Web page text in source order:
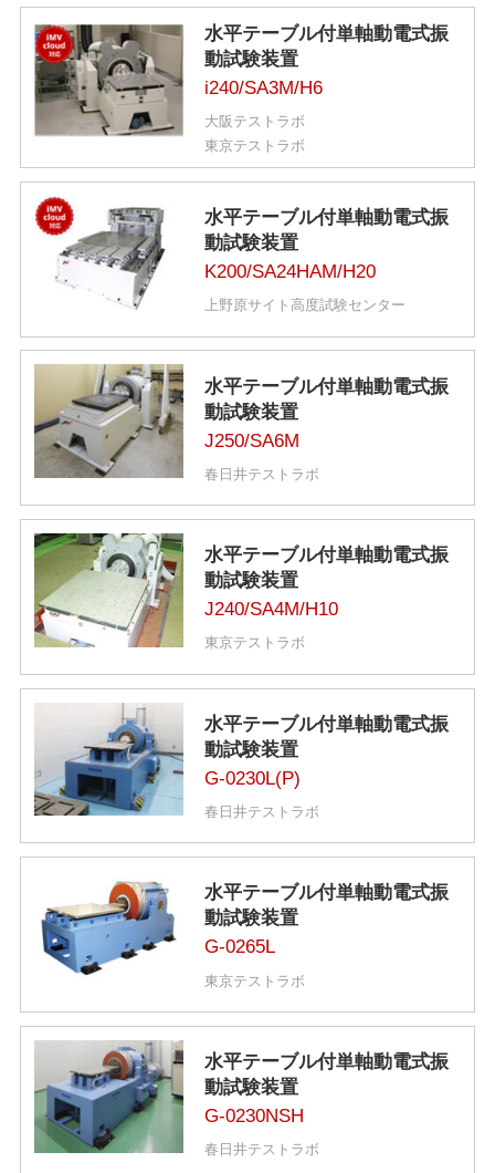
水平テーブル付単軸動電式振
動試験装置
i240/SA3M/H6
大阪テストラボ
東京テストラボ
水平テーブル付単軸動電式振
動試験装置
K200/SA24HAM/H20
上野原サイト高度試験センター
水平テーブル付単軸動電式振
動試験装置
J250/SA6M
春日井テストラボ
水平テーブル付単軸動電式振
動試験装置
J240/SA4M/H10
東京テストラボ
水平テーブル付単軸動電式振
動試験装置
G-0230L(P)
春日井テストラボ
水平テーブル付単軸動電式振
動試験装置
G-0265L
東京テストラボ
水平テーブル付単軸動電式振
動試験装置
G-0230NSH
春日井テストラボ